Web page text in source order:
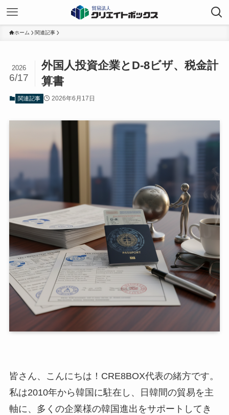
ホーム 関連記事
外国人投資企業とD-8ビザ、税金計
算書
2026
6/17
関連記事 2026年6月17日
皆さん、こんにちは！CRE8BOX代表の緒方です。
私は2010年から韓国に駐在し、日韓間の貿易を主
軸に、多くの企業様の韓国進出をサポートしてき